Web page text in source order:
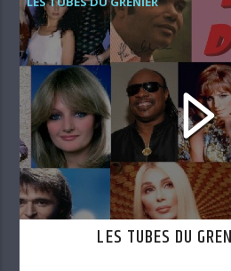
LES TUBES DU